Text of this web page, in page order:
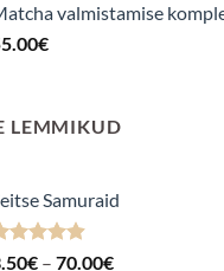
valmistamise
€
LEMMIKUD
Samuraid
€ – 70.00€Hinnavahemik: